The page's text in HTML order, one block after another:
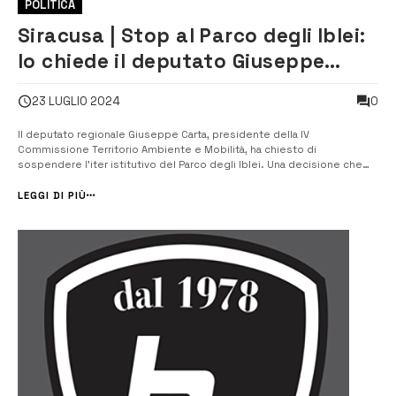
POLITICA
Siracusa | Stop al Parco degli Iblei:
lo chiede il deputato Giuseppe
23 LUGLIO 2024 0
Il deputato regionale Giuseppe Carta, presidente della IV
Commissione Territorio Ambiente e Mobilità, ha chiesto di
sospendere l’iter istitutivo del Parco degli Iblei. Una decisione che
associazioni di categoria, comitati spontanei a tutela degli agricoltori,
LEGGI DI PIÙ